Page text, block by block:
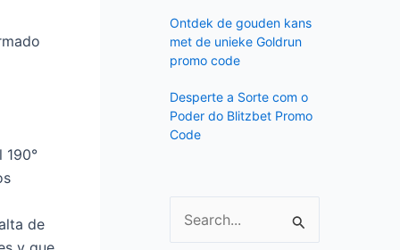
190°
de
Ontdek de gouden kans
met de unieke Goldrun
promo code
Desperte a Sorte com o
Poder do Blitzbet Promo
Code